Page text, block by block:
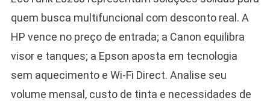
quem busca multifuncional com desconto real. A
HP vence no preço de entrada; a Canon equilibra
visor e tanques; a Epson aposta em tecnologia
sem aquecimento e Wi-Fi Direct. Analise seu
volume mensal, custo de tinta e necessidades de